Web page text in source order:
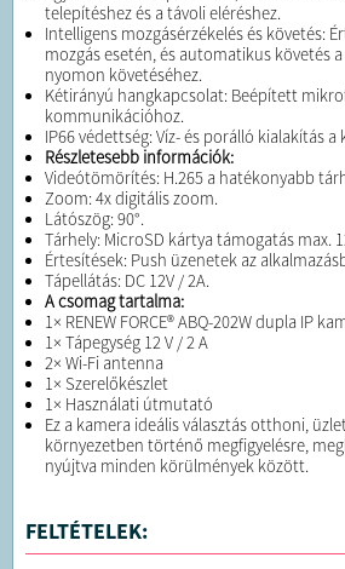
telepítéshez és a távoli eléréshez.
Intelligens mozgásérzékelés és követés:
mozgás esetén, és automatikus követés
nyomon követéséhez.
Kétirányú hangkapcsolat: Beépített
kommunikációhoz.
IP66 védettség: Víz- és porálló kialakítás
Részletesebb információk:
Videótömörítés: H.265 a hatékonyabb
Zoom: 4x digitális zoom.
Látószög: 90°.
Tárhely: MicroSD kártya támogatás max.
Értesítések: Push üzenetek az
Tápellátás: DC 12V / 2A.
A csomag tartalma:
1× RENEW FORCE® ABQ-202W dupla IP
1× Tápegység 12 V / 2 A
2× Wi-Fi antenna
1× Szerelőkészlet
1× Használati útmutató
Ez a kamera ideális választás otthoni,
környezetben történő megfigyelésre,
nyújtva minden körülmények között.
FELTÉTELEK: